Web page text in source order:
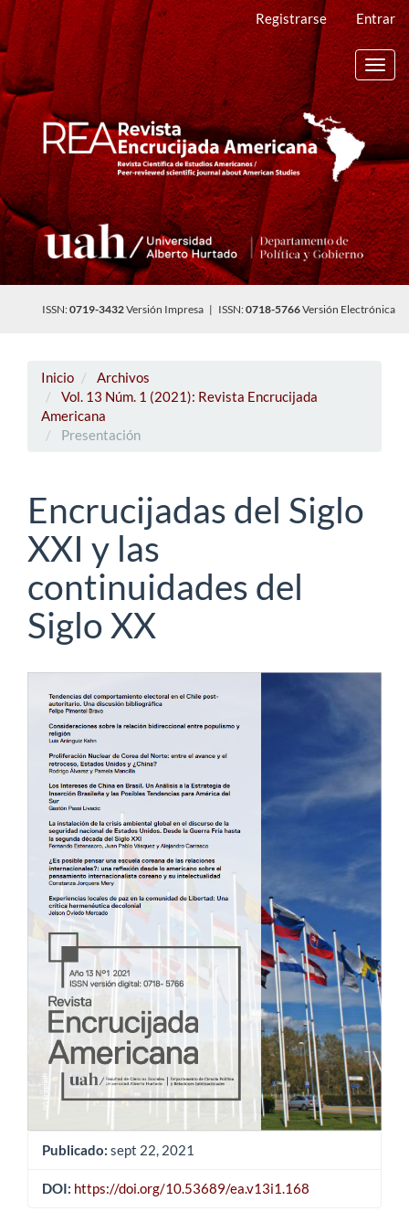
Navegación
principal
Contenido
principal
Barra
lateral
Registrarse Entrar
ISSN:0719-3432Versión Impresa | ISSN:0718-5766Versión Electrónica
Inicio
Archivos
Vol. 13 Núm. 1 (2021): Revista Encrucijada
Americana
Presentación
Encrucijadas del Siglo
XXI y las
continuidades del
Siglo XX
Barra
lateral
del
artículo
Publicado: sept 22, 2021
DOI: https://doi.org/10.53689/ea.v13i1.168